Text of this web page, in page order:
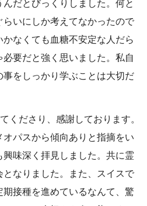
だとびっくりしました。何と
いにしか考えてなかったので
なくても血糖不安定な人だら
要だと強く思いました。私自
をしっかり学ぶことは大切だ
くださり、感謝しております。
パスから傾向ありと指摘をい
味深く拝見しました。共に霊
なりました。また、スイスで
期接種を進めているなんて、驚